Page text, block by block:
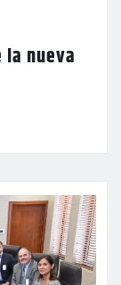
nueva